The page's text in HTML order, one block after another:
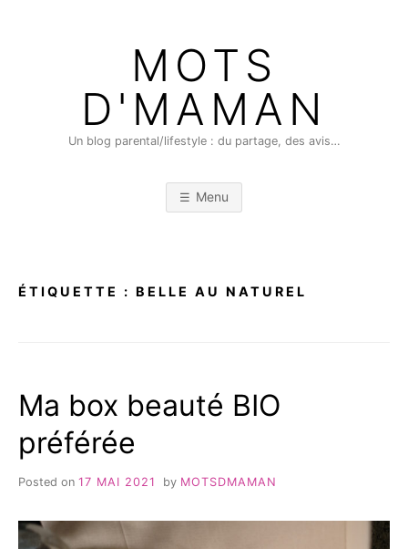
MOTS
D'MAMAN
Un blog parental/lifestyle : du partage, des avis…
Menu
ÉTIQUETTE : BELLE AU NATUREL
Ma box beauté BIO
préférée
Posted on 17 MAI 2021 by MOTSDMAMAN